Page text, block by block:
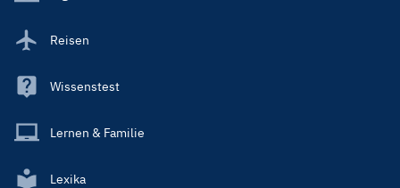
Reisen
Wissenstest
Lernen & Familie
Lexika